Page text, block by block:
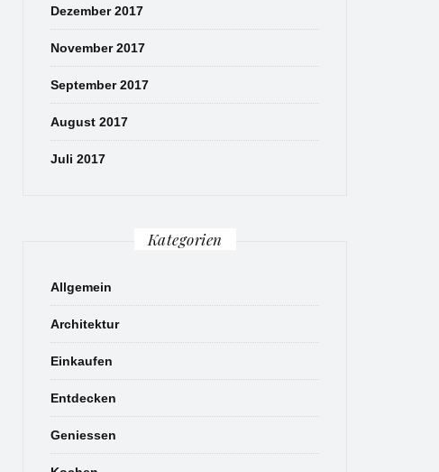
Dezember 2017
November 2017
September 2017
August 2017
Juli 2017
Kategorien
Allgemein
Architektur
Einkaufen
Entdecken
Geniessen